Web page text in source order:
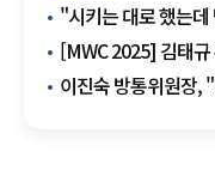
"시키는 대로 했는
엇박자에 신음하는
[MWC 2025] 김태
방송·통신 협력 확대
이진숙 방통위원장,